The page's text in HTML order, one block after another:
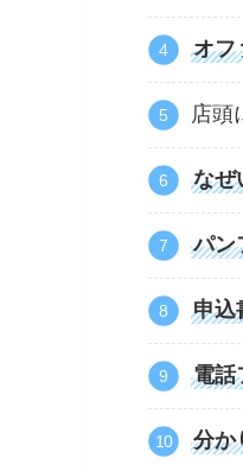
オフ
店頭
なぜ
パン
申込
電話
分か